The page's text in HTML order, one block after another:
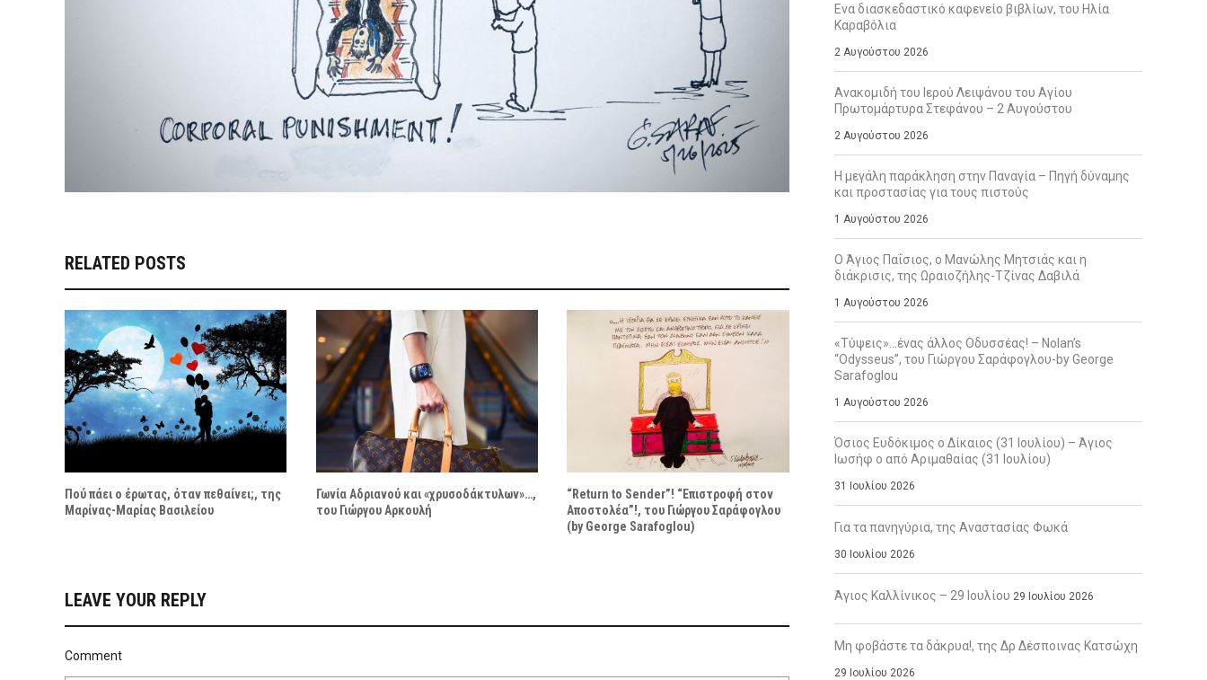
RELATED POSTS
Πού πάει ο έρωτας, όταν πεθαίνει;, της
Μαρίνας-Μαρίας Βασιλείου
Γωνία Αδριανού και «χρυσοδάκτυλων»…,
του Γιώργου Αρκουλή
“Return to Sender”! “Επιστροφή στον
Αποστολέα”!, του Γιώργου Σαράφογλου
(by George Sarafoglou)
LEAVE YOUR REPLY
Comment
Ενα διασκεδαστικό καφενείο βιβλίων, του Ηλία
Καραβόλια
2 Αυγούστου 2026
Ανακομιδή του Ιερού Λειψάνου του Αγίου
Πρωτομάρτυρα Στεφάνου – 2 Αυγούστου
2 Αυγούστου 2026
Η μεγάλη παράκληση στην Παναγία – Πηγή δύναμης
και προστασίας για τους πιστούς
1 Αυγούστου 2026
Ο Άγιος Παΐσιος, ο Μανώλης Μητσιάς και η
διάκρισις, της Ωραιοζήλης-Τζίνας Δαβιλά
1 Αυγούστου 2026
«Τύψεις»…ένας άλλος Οδυσσέας! – Nolan’s
“Odysseus”, του Γιώργου Σαράφογλου-by George
Sarafoglou
1 Αυγούστου 2026
Όσιος Ευδόκιμος ο Δίκαιος (31 Ιουλίου) – Άγιος
Ιωσήφ ο από Αριμαθαίας (31 Ιουλίου)
31 Ιουλίου 2026
Για τα πανηγύρια, της Αναστασίας Φωκά
30 Ιουλίου 2026
Άγιος Καλλίνικος – 29 Ιουλίου 29 Ιουλίου 2026
Μη φοβάστε τα δάκρυα!, της Δρ Δέσποινας Κατσώχη
29 Ιουλίου 2026